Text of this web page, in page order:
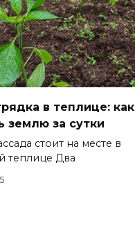
в теплице: как
землю за сутки
стоит на месте в
теплице Два